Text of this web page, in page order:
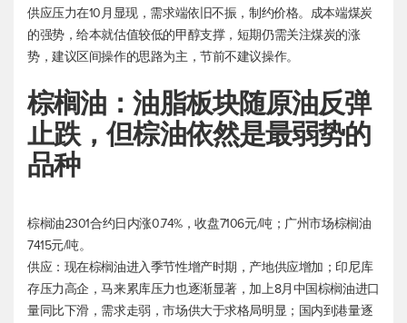
供应压力在10月显现，需求端依旧不振，制约价格。成本端煤炭
的强势，给本就估值较低的甲醇支撑，短期仍需关注煤炭的涨
势，建议区间操作的思路为主，节前不建议操作。
棕榈油：油脂板块随原油反弹
止跌，但棕油依然是最弱势的
品种
棕榈油2301合约日内涨0.74%，收盘7106元/吨；广州市场棕榈油
7415元/吨。
供应：现在棕榈油进入季节性增产时期，产地供应增加；印尼库
存压力高企，马来累库压力也逐渐显著，加上8月中国棕榈油进口
量同比下滑，需求走弱，市场供大于求格局明显；国内到港量逐